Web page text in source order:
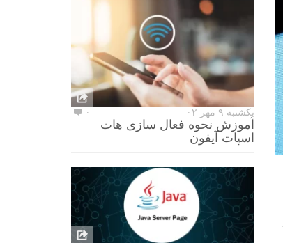
یکشنبه ۹ مهر ۰۲ ۰
آموزش نحوه فعال سازی هات
اسپات آیفون